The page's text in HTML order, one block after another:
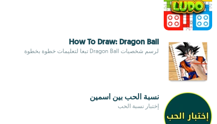
How To Draw: Dragon Ball
لرسم شخصيات Dragon Ball تبعا لتعليمات خطوة بخطوة
نسبة الحب بين اسمين
إختبار نسبة الحب